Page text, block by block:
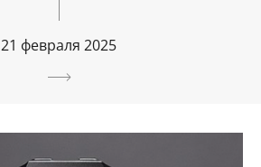
21 февраля 2025